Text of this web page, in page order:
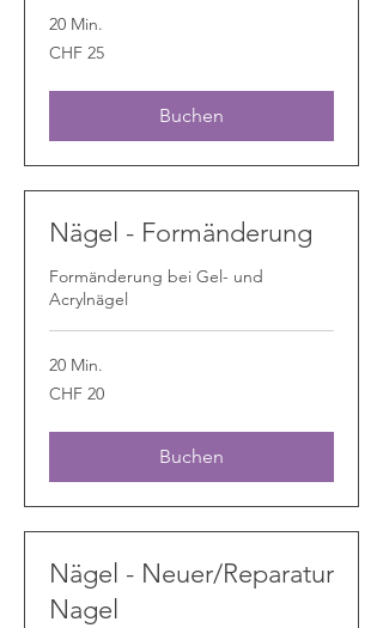
20 Min.
25
Schweizer
CHF 25
Buchen
Nägel - Formänderung
Formänderung bei Gel- und
Acrylnägel
20 Min.
20
Schweizer
CHF 20
Buchen
Nägel - Neuer/Reparatur
Nagel